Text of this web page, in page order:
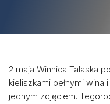
2 maja Winnica Talaska
kieliszkami pełnymi
jednym zdjęciem.